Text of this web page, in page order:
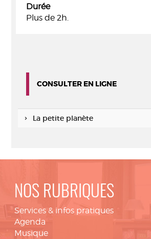
Durée
Plus de 2h.
CONSULTER EN LIGNE
La petite planète
NOS RUBRIQUES
Services & infos pratiques
Agenda
Musique